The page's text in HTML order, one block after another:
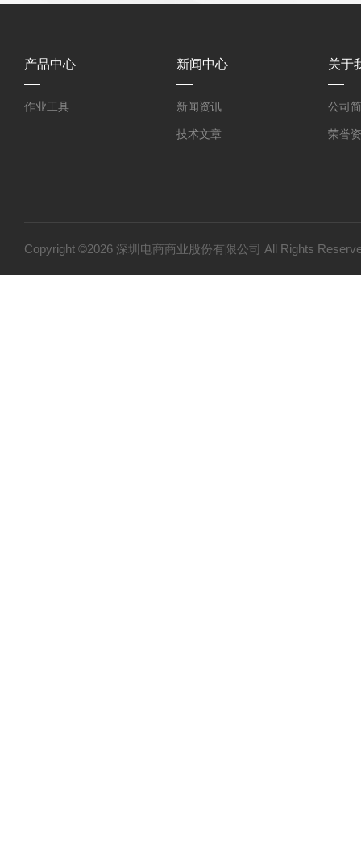
产品中心
作业工具
新闻中心
新闻资讯
技术文章
关于
公司
荣誉
Copyright ©2026 深圳电商商业股份有限公司 All Rights